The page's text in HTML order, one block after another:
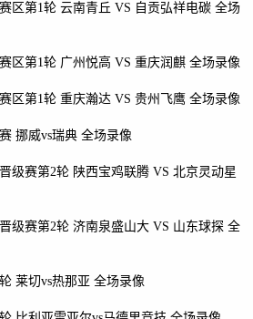
区第1轮 云南青丘 VS 自贡弘祥电碳 全场
区第1轮 广州悦高 VS 重庆润麒 全场录像
区第1轮 重庆瀚达 VS 贵州飞鹰 全场录像
挪威vs瑞典 全场录像
级赛第2轮 陕西宝鸡联腾 VS 北京灵动星
级赛第2轮 济南泉盛山大 VS 山东球探 全
莱切vs热那亚 全场录像